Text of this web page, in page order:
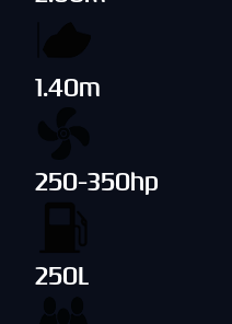
1.40m
250-350hp
250L